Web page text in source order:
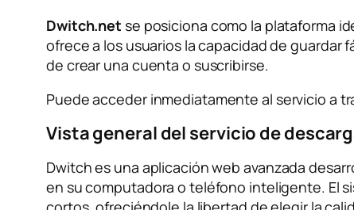
Dwitch.net se posiciona como la plataforma
ofrece a los usuarios la capacidad de
de crear una cuenta o suscribirse.
Puede acceder inmediatamente al servicio a
Vista general del servicio de
Dwitch es una aplicación web avanzada
en su computadora o teléfono inteligente. El